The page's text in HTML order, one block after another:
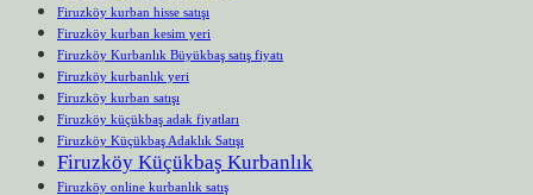
Firuzköy kurban hisse satışı
Firuzköy kurban kesim yeri
Firuzköy Kurbanlık Büyükbaş satış fiyatı
Firuzköy kurbanlık yeri
Firuzköy kurban satışı
Firuzköy küçükbaş adak fiyatları
Firuzköy Küçükbaş Adaklık Satışı
Firuzköy Küçükbaş Kurbanlık
Firuzköy online kurbanlık satış